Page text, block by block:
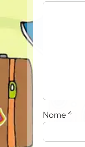
Nome *